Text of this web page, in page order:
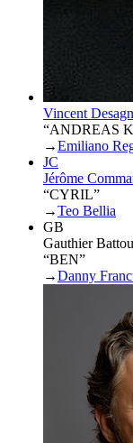
Vincent
“ANDREAS
→Emiliano
JC
Jérôme
“CYRIL”
→Teo Bellia
GB
Gauthier
“BEN”
→Danny